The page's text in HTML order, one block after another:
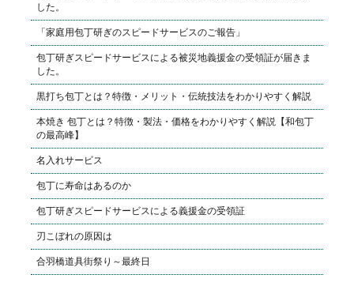
した。
「家庭用包丁研ぎのスピードサービスのご報告」
包丁研ぎスピードサービスによる被災地義援金の受領証が届きま
した。
黒打ち包丁とは？特徴・メリット・伝統技法をわかりやすく解説
本焼き 包丁とは？特徴・製法・価格をわかりやすく解説【和包丁
の最高峰】
名入れサービス
包丁に寿命はあるのか
包丁研ぎスピードサービスによる義援金の受領証
刃こぼれの原因は
合羽橋道具街祭り～最終日